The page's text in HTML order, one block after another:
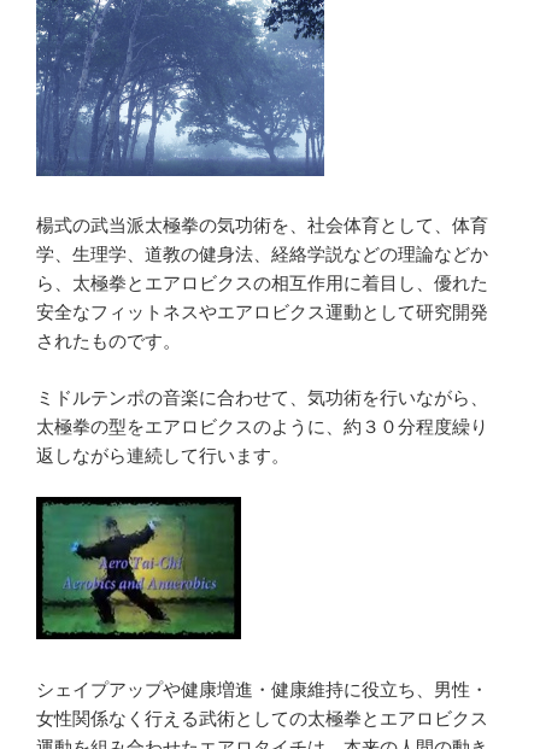
楊式の武当派太極拳の気功術を、社会体育として、体育
学、生理学、道教の健身法、経絡学説などの理論などか
ら、太極拳とエアロビクスの相互作用に着目し、優れた
安全なフィットネスやエアロビクス運動として研究開発
されたものです。
ミドルテンポの音楽に合わせて、気功術を行いながら、
太極拳の型をエアロビクスのように、約３０分程度繰り
返しながら連続して行います。
シェイプアップや健康増進・健康維持に役立ち、男性・
女性関係なく行える武術としての太極拳とエアロビクス